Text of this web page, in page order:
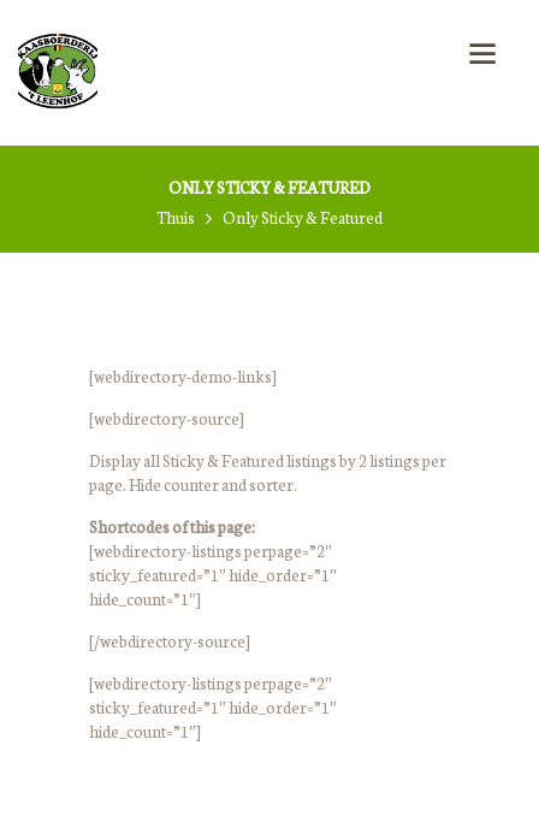
ONLY STICKY & FEATURED
Thuis
Only Sticky & Featured
[webdirectory-demo-links]
[webdirectory-source]
Display all Sticky & Featured listings by 2 listings per
page. Hide counter and sorter.
Shortcodes of this page:
[webdirectory-listings perpage=”2″
sticky_featured=”1″ hide_order=”1″
hide_count=”1″]
[/webdirectory-source]
[webdirectory-listings perpage=”2″
sticky_featured=”1″ hide_order=”1″
hide_count=”1″]